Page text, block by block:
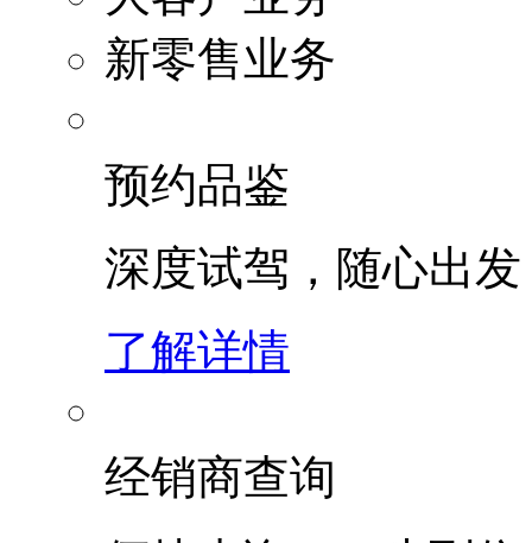
新零售业务
预约品鉴
深度试驾，随心出发
了解详情
经销商查询